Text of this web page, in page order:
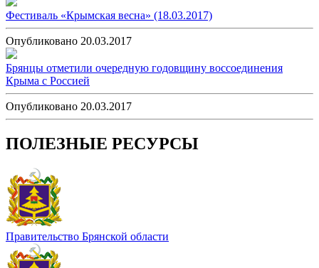
Фестиваль «Крымская весна» (18.03.2017)
Опубликовано 20.03.2017
Брянцы отметили очередную годовщину воссоединения
Крыма с Россией
Опубликовано 20.03.2017
ПОЛЕЗНЫЕ РЕСУРСЫ
Правительство Брянской области